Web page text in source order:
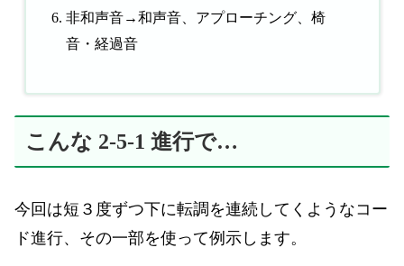
非和声音→和声音、アプローチング、椅
音・経過音
こんな 2-5-1 進行で…
今回は短３度ずつ下に転調を連続してくようなコー
ド進行、その一部を使って例示します。